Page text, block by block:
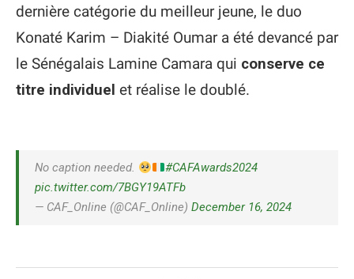
dernière catégorie du meilleur jeune, le duo
Konaté Karim – Diakité Oumar a été devancé par
le Sénégalais Lamine Camara qui conserve ce
titre individuel et réalise le doublé.
No caption needed.
#CAFAwards2024
pic.twitter.com/7BGY19ATFb
— CAF_Online (@CAF_Online) December 16, 2024